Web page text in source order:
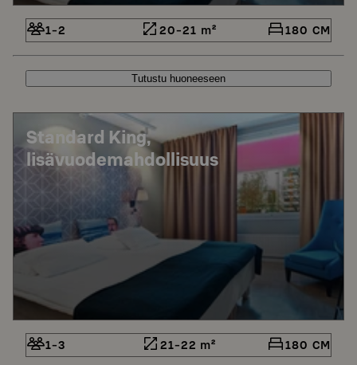
1-2 20-21 m² 180 CM
Tutustu huoneeseen
Standard King,
lisävuodemahdollisuus
1-3 21-22 m² 180 CM